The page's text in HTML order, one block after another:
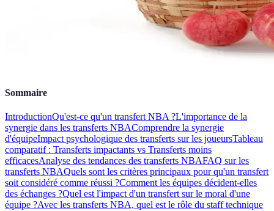
Sommaire
IntroductionQu'est-ce qu'un transfert NBA ?L'importance de la
synergie dans les transferts NBAComprendre la synergie
d'équipeImpact psychologique des transferts sur les joueursTableau
comparatif : Transferts impactants vs Transferts moins
efficacesAnalyse des tendances des transferts NBAFAQ sur les
transferts NBAQuels sont les critères principaux pour qu'un transfert
soit considéré comme réussi ?Comment les équipes décident-elles
des échanges ?Quel est l'impact d'un transfert sur le moral d'une
équipe ?Avec les transferts NBA, quel est le rôle du staff technique